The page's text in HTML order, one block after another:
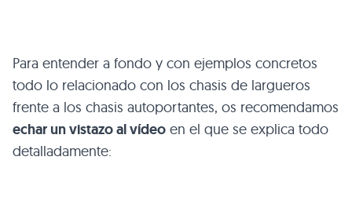
Para entender a fondo y con ejemplos concretos
todo lo relacionado con los chasis de largueros
frente a los chasis autoportantes, os recomendamos
echar un vistazo al vídeo en el que se explica todo
detalladamente: